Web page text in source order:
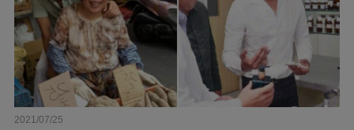
2021/07/25